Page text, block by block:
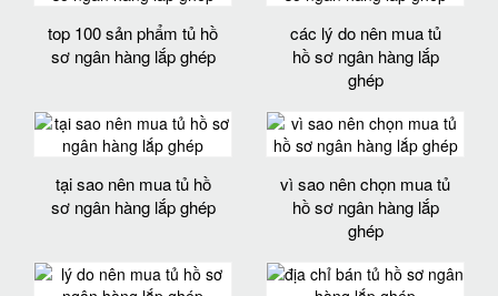
top 100 sản phẩm tủ hồ
sơ ngân hàng lắp ghép
các lý do nên mua tủ
hồ sơ ngân hàng lắp
ghép
tại sao nên mua tủ hồ
sơ ngân hàng lắp ghép
vì sao nên chọn mua tủ
hồ sơ ngân hàng lắp
ghép